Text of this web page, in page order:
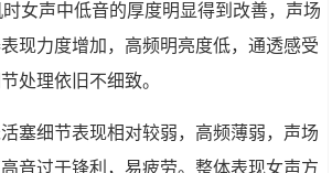
女声中低音的厚度明显得到改善，声场
现力度增加，高频明亮度低，通透感受
处理依旧不细致。
塞细节表现相对较弱，高频薄弱，声场
音过于锋利，易疲劳。整体表现女声方